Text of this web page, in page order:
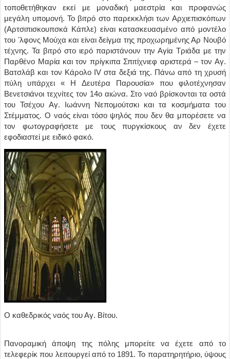
τοποθετήθηκαν εκεί με μοναδική μαεστρία και προφανώς
μεγάλη υπομονή. Το βιτρό στο παρεκκλήσι των Αρχιεπισκόπων
(Αρτσιπισκουπσκά Κάπλε) είναι κατασκευασμένο από μοντέλο
του ʼλφονς Μούχα και είναι δείγμα της προχωρημένης Αρ Νουβό
τέχνης. Τα βιτρό στο ιερό παριστάνουν την Αγία Τριάδα με την
Παρθένο Μαρία και τον πρίγκιπα Σπιτίχνιεφ αριστερά – τον Αγ.
Βατσλάβ και τον Κάρολο IV στα δεξιά της. Πάνω από τη χρυσή
πύλη υπάρχει « Η Δευτέρα Παρουσία» που φιλοτέχνησαν
Βενετσιάνοι τεχνίτες τον 14ο αιώνα. Στο ναό βρίσκονται τα οστά
του Τσέχου Αγ. Ιωάννη Νεπομούτσκι και τα κοσμήματα του
Στέμματος. Ο ναός είναι τόσο ψηλός που δεν θα μπορέσετε να
τον φωτογραφήσετε με τους πυργκίσκους αν δεν έχετε
εφοδιαστεί με ειδικό φακό.
Ο καθεδρικός ναός του Αγ. Βίτου.
Πανοραμική άποψη της πόλης μπορείτε να έχετε από το
τελεφερίκ που λειτουργεί από το 1891. Το παρατηρητήριο, ύψους